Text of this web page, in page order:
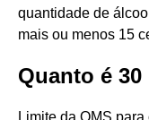
quantidade de
mais ou menos 15
Quanto é
Limite da OMS